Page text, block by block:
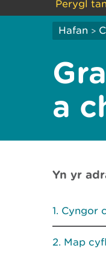
Perygl
Hafan >
a
Yn yr
Cyngor
Map